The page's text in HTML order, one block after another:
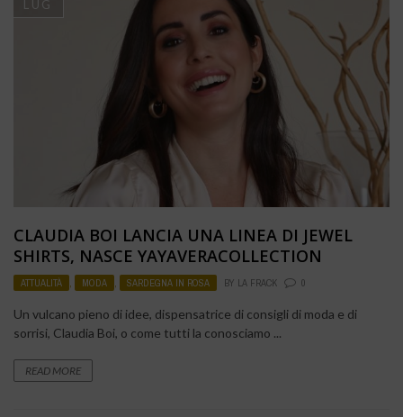
LUG
CLAUDIA BOI LANCIA UNA LINEA DI JEWEL
SHIRTS, NASCE YAYAVERACOLLECTION
ATTUALITÀ , MODA , SARDEGNA IN ROSA BY LA FRACK 0
Un vulcano pieno di idee, dispensatrice di consigli di moda e di
sorrisi, Claudia Boi, o come tutti la conosciamo ...
READ MORE